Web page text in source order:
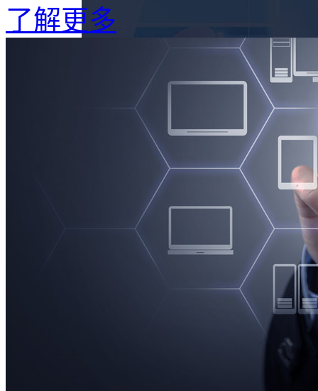
了解更多